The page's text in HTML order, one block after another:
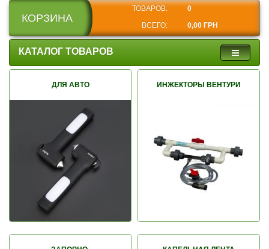
КОРЗИНА
ТОВАРОВ:
0
ВСЕГО:
0,00 ГРН
КАТАЛОГ ТОВАРОВ
ДЛЯ АВТО ИНЖЕКТОРЫ ВЕНТУРИ